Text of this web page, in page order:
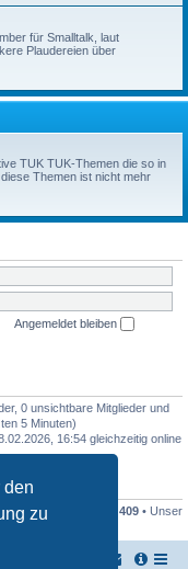
den
zu
für Smalltalk, laut
Plaudereien über
TUK TUK-Themen die so in
Themen ist nicht mehr
Angemeldet bleiben
0 unsichtbare Mitglieder und
5 Minuten)
16:54 gleichzeitig online
Mitglieder insgesamt 409 • Unser